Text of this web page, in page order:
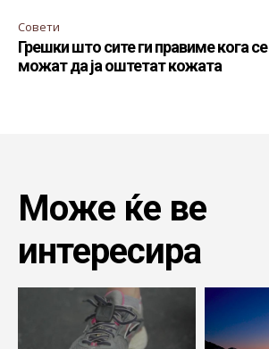
Совети
Грешки што сите ги правиме кога
можат да ја оштетат кожата
Може ќе ве
интересира